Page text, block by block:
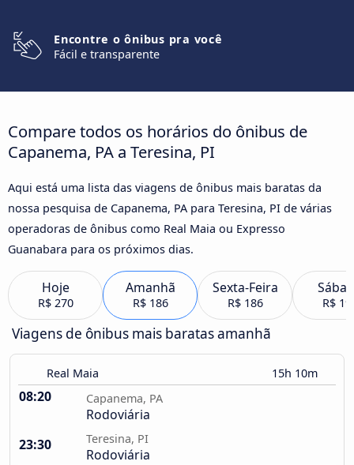
Encontre o ônibus pra você
Fácil e transparente
Compare todos os horários do ônibus de
Capanema, PA a Teresina, PI
Aqui está uma lista das viagens de ônibus mais baratas da
nossa pesquisa de Capanema, PA para Teresina, PI de várias
operadoras de ônibus como Real Maia ou Expresso
Guanabara para os próximos dias.
Hoje
R$ 270
Amanhã
R$ 186
Sexta-Feira
R$ 186 R$
Viagens de ônibus mais baratas amanhã
Real Maia 15h 10m
08:20 Capanema, PA
Rodoviária
23:30
Teresina, PI
Rodoviária